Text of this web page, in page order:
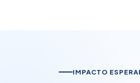
IMPACTO